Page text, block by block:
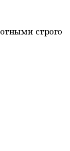
строго